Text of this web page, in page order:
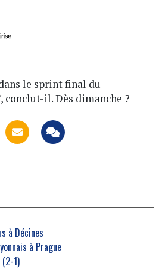
le sprint final du
, conclut-il. Dès dimanche ?
à Décines
à Prague
1)